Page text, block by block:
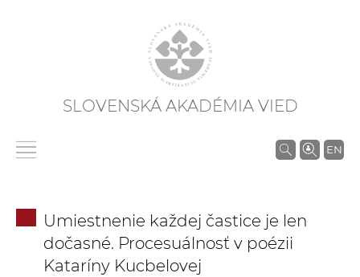
SLOVENSKÁ AKADÉMIA VIED
EN
V
a
Umiestnenie každej častice je len
dočasné. Procesuálnosť v poézii
Kataríny Kucbelovej